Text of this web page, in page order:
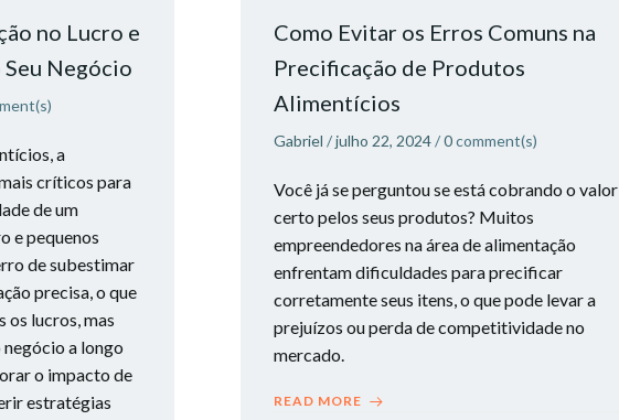
no Lucro e
Negócio​
a
críticos para
de um
e pequenos
de subestimar
precisa, o que
os lucros, mas
a longo
o impacto de
estratégias
Como Evitar os Erros Comuns na
Precificação de Produtos
Alimentícios​
Gabriel /julho 22, 2024/0comment(s)
Você já se perguntou se está cobrando o valor
certo pelos seus produtos? Muitos
empreendedores na área de alimentação
enfrentam dificuldades para precificar
corretamente seus itens, o que pode levar a
prejuízos ou perda de competitividade no
mercado.
READ MORE